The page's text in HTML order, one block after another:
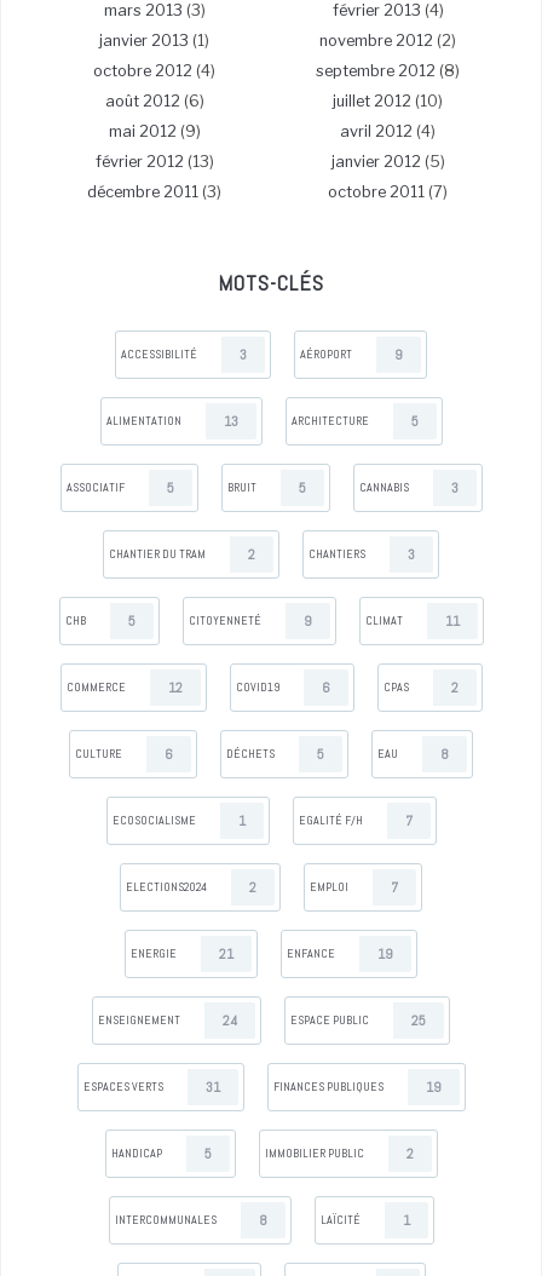
mars 2013 (3) février 2013 (4)
janvier 2013 (1) novembre 2012 (2)
octobre 2012 (4) septembre 2012 (8)
août 2012 (6) juillet 2012 (10)
mai 2012 (9) avril 2012 (4)
février 2012 (13) janvier 2012 (5)
décembre 2011 (3) octobre 2011 (7)
MOTS-CLÉS
ACCESSIBILITÉ 3 AÉROPORT 9
ALIMENTATION 13 ARCHITECTURE 5
ASSOCIATIF 5 BRUIT 5 CANNABIS 3
CHANTIER DU TRAM 2 CHANTIERS 3
CHB 5 CITOYENNETÉ 9 CLIMAT 11
COMMERCE 12 COVID19 6 CPAS 2
CULTURE 6 DÉCHETS 5 EAU 8
ECOSOCIALISME 1 EGALITÉ F/H 7
ELECTIONS2024 2 EMPLOI 7
ENERGIE 21 ENFANCE 19
ENSEIGNEMENT 24 ESPACE PUBLIC 25
ESPACES VERTS 31 FINANCES PUBLIQUES 19
HANDICAP 5 IMMOBILIER PUBLIC 2
INTERCOMMUNALES 8 LAÏCITÉ 1